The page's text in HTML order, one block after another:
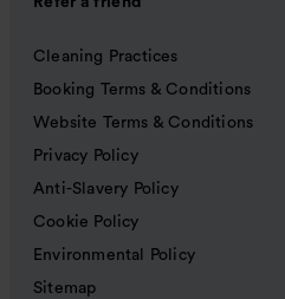
Cleaning Practices
Booking Terms & Conditions
Website Terms & Conditions
Privacy Policy
Anti-Slavery Policy
Cookie Policy
Environmental Policy
Sitemap